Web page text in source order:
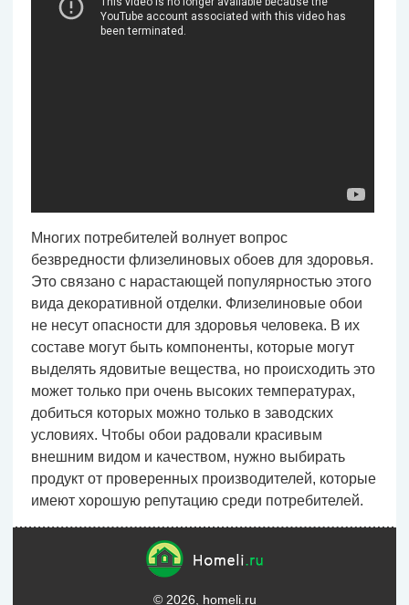
Многих потребителей волнует вопрос
безвредности флизелиновых обоев для здоровья.
Это связано с нарастающей популярностью этого
вида декоративной отделки. Флизелиновые обои
не несут опасности для здоровья человека. В их
составе могут быть компоненты, которые могут
выделять ядовитые вещества, но происходить это
может только при очень высоких температурах,
добиться которых можно только в заводских
условиях. Чтобы обои радовали красивым
внешним видом и качеством, нужно выбирать
продукт от проверенных производителей, которые
имеют хорошую репутацию среди потребителей.
© 2026, homeli.ru